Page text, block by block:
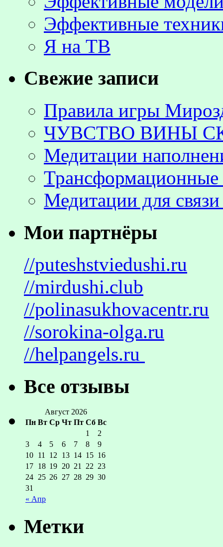
Эффективные
Я на ТВ
Свежие записи
Правила игры
ЧУВСТВО ВИНЫ
Медитации
Трансформационные
Медитации для
Мои партнёры
//puteshstviedushi.ru
//mirdushi.club
//polinasukhovacentr.ru
//sorokina-olga.ru
//helpangels.ru
Все отзывы
Август 2026
Пн Вт Ср Чт Пт Сб Вс
« Апр
1
2
3
4 5 6 7 8
9
10 11 12 13 14 15 16
17 18 19 20 21 22 23
24 25 26 27 28 29 30
31
Метки